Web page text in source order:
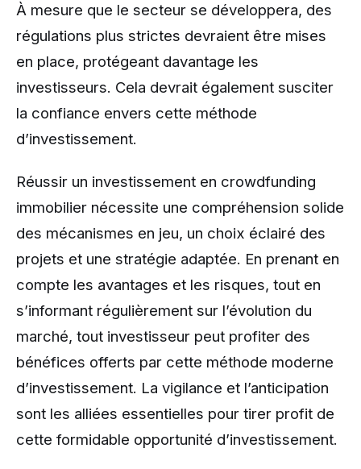
À mesure que le secteur se développera, des
régulations plus strictes devraient être mises
en place, protégeant davantage les
investisseurs. Cela devrait également susciter
la confiance envers cette méthode
d’investissement.
Réussir un investissement en crowdfunding
immobilier nécessite une compréhension solide
des mécanismes en jeu, un choix éclairé des
projets et une stratégie adaptée. En prenant en
compte les avantages et les risques, tout en
s’informant régulièrement sur l’évolution du
marché, tout investisseur peut profiter des
bénéfices offerts par cette méthode moderne
d’investissement. La vigilance et l’anticipation
sont les alliées essentielles pour tirer profit de
cette formidable opportunité d’investissement.